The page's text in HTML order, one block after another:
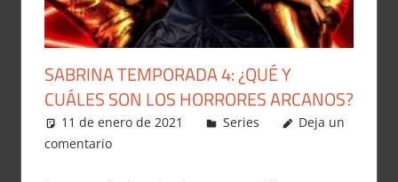
SABRINA TEMPORADA 4: ¿QUÉ Y
CUÁLES SON LOS HORRORES ARCANOS?
11 de enero de 2021 Carlitox Banana
Series
Deja un
comentario